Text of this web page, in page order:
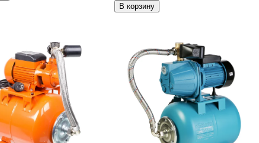
В корзину